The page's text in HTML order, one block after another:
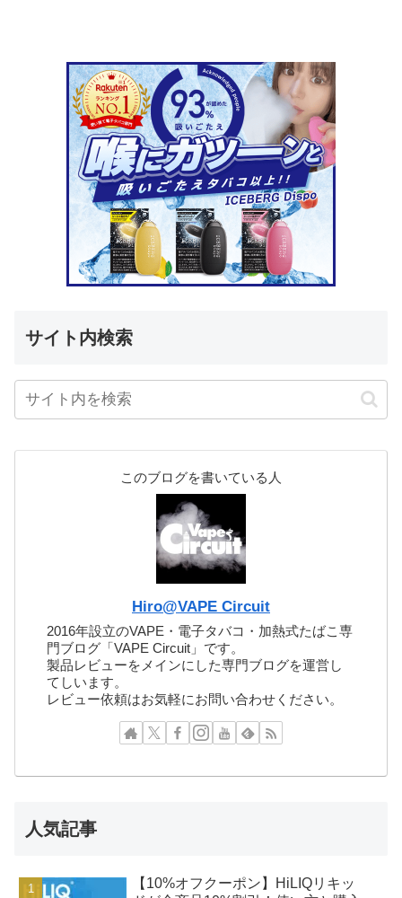
サイト内検索
このブログを書いている人
Hiro@VAPE Circuit
2016年設立のVAPE・電子タバコ・加熱式たばこ専
門ブログ「VAPE Circuit」です。
製品レビューをメインにした専門ブログを運営し
てしいます。
レビュー依頼はお気軽にお問い合わせください。
人気記事
【10%オフクーポン】HiLIQリキッ